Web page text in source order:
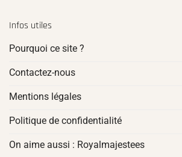
Infos utiles
Pourquoi ce site ?
Contactez-nous
Mentions légales
Politique de confidentialité
On aime aussi : Royalmajestees